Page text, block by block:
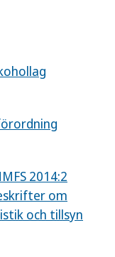
2014:2
om
och tillsyn